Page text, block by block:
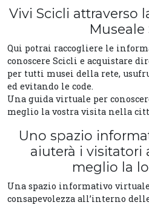
Vivi Scicli attraverso
Museale
Qui potrai raccogliere le
conoscere Scicli e acquistare
per tutti musei della rete,
ed evitando le code.
Una guida virtuale per
meglio la vostra visita nella
Uno spazio
aiuterà i visitatori
meglio la
Una spazio informativo
consapevolezza all’interno